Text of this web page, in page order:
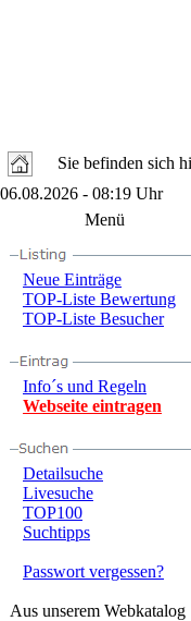
Sie befinden sich
06.08.2026 - 08:19 Uhr
Menü
Neue Einträge
TOP-Liste Bewertung
TOP-Liste Besucher
Info´s und Regeln
Webseite eintragen
Detailsuche
Livesuche
TOP100
Suchtipps
Passwort vergessen?
Aus unserem Webkatalog